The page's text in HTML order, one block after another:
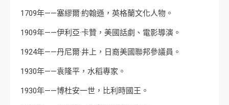
1709年——塞繆爾·約翰遜，英格蘭文化人物。
1909年——伊利亞·卡贊，美國話劇、電影導演。
1924年——丹尼爾·井上，日裔美國聯邦參議員。
1930年——袁隆平，水稻專家。
1930年——博杜安一世，比利時國王。